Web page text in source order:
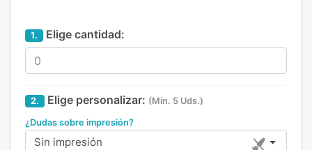
1. Elige cantidad:
2. Elige personalizar: (Min. 5 Uds.)
¿Dudas sobre impresión?
Sin impresión